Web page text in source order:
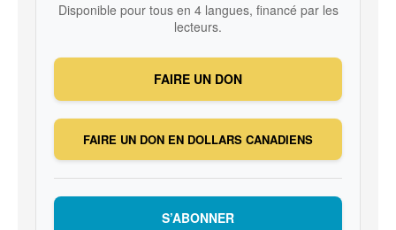
Disponible pour tous en 4 langues, financé par les
lecteurs.
FAIRE UN DON
FAIRE UN DON EN DOLLARS CANADIENS
S’ABONNER